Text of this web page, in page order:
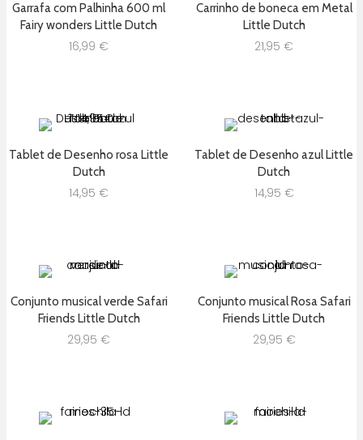
Garrafa com Palhinha 600 ml
Fairy wonders Little Dutch
16,99 €
Carrinho de boneca em Metal
Little Dutch
21,95 €
Tablet de Desenho rosa Little
Dutch
14,95 €
Tablet de Desenho azul Little
Dutch
14,95 €
Conjunto musical verde Safari
Friends Little Dutch
29,95 €
Conjunto musical Rosa Safari
Friends Little Dutch
29,95 €